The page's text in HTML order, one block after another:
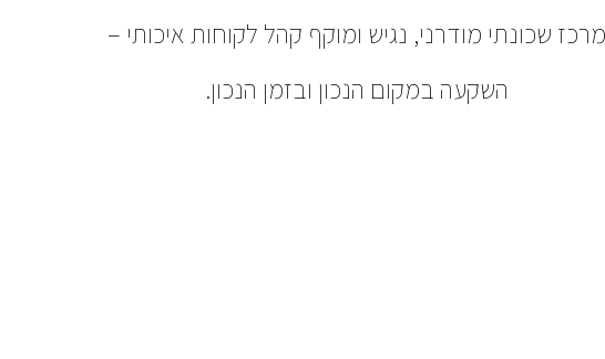
מרכז שכונתי מודרני, נגיש ומוקף קהל לקוחות איכותי –
השקעה במקום הנכון ובזמן הנכון.